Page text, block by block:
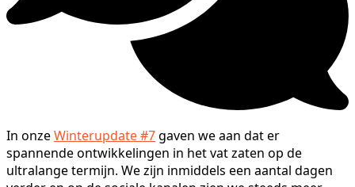
In onzeWinterupdate #7gaven we aan dat er
spannende ontwikkelingen in het vat zaten op de
ultralange termijn. We zijn inmiddels een aantal dagen